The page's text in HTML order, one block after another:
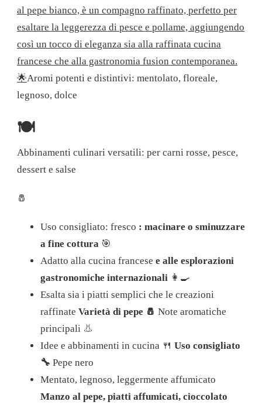
al pepe bianco, è un compagno raffinato, perfetto per
esaltare la leggerezza di pesce e pollame, aggiungendo
così un tocco di eleganza sia alla raffinata cucina
francese che alla gastronomia fusion contemporanea.
🌟Aromi potenti e distintivi: mentolato, floreale,
legnoso, dolce
🍽️
Abbinamenti culinari versatili: per carni rosse, pesce,
dessert e salse
🧂
Uso consigliato: fresco : macinare o sminuzzare
a fine cottura 🎯
Adatto alla cucina francese e alle esplorazioni
gastronomiche internazionali 👩‍🍳
Esalta sia i piatti semplici che le creazioni
raffinate Varietà di pepe 🧂 Note aromatiche
principali 👃
Idee e abbinamenti in cucina 🍴 Uso consigliato
🔧 Pepe nero
Mentato, legnoso, leggermente affumicato
Manzo al pepe, piatti affumicati, cioccolato